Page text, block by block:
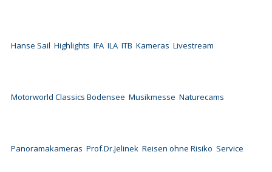
Hanse Sail Highlights IFA ILA ITB Kameras Livestream
Motorworld Classics Bodensee Musikmesse Naturecams
Panoramakameras Prof.Dr.Jelinek Reisen ohne Risiko Service